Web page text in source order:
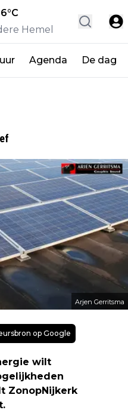
°C
Hemel
Agenda De dag
Arjen Gerritsma
op Google
wilt
ZonopNijkerk